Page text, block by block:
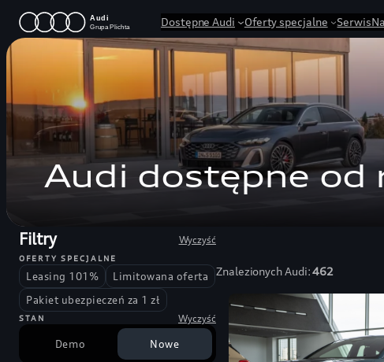
Przejdź
do
treści
Dostępne Audi Oferty specjalne Serwis
Audi dostępne od
Filtry Wyczyść
OFERTY SPECJALNE
Leasing 101%
Limitowana oferta
Pakiet ubezpieczeń za 1 zł
STAN Wyczyść
Demo Nowe
Znalezionych Audi:462